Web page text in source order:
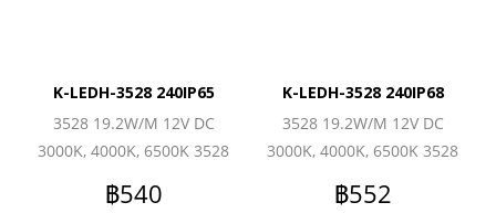
K-LEDH-3528 240IP65
3528 19.2W/M 12V DC
3000K, 4000K, 6500K 3528
(240LEDs/M) 1560lm/M
฿540
K-LEDH-3528 240IP68
3528 19.2W/M 12V DC
3000K, 4000K, 6500K 3528
(240LEDs/M) 1560lm/M
฿552